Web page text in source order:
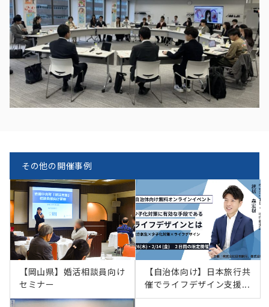
その他の開催事例
【岡山県】婚活相談員向け
セミナー
【自治体向け】日本旅行共
催でライフデザイン支援...